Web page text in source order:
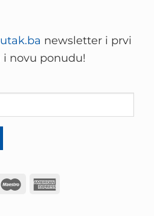
newsletter i prvi
i novu ponudu!
Maestro